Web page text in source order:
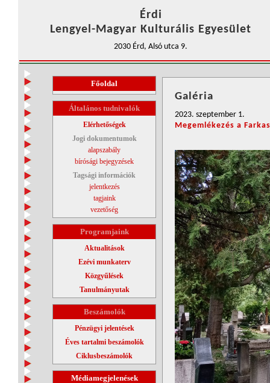
Érdi
Lengyel-Magyar Kulturális Egyesület
2030 Érd, Alsó utca 9.
Főoldal
Általános tudnivalók
Elérhetőségek
Jogi dokumentumok
alapszabály
bírósági bejegyzések
Tagsági információk
jelentkezés
tagjaink
vezetőség
Programjaink
Aktualitások
Ezévi munkaterv
Közgyűlések
Tanulmányutak
Beszámolók
Pénzügyi jelentések
Éves tartalmi beszámolók
Ciklusbeszámolók
Médiamegjelenések
Galéria
2023. szeptember 1.
Megemlékezés a